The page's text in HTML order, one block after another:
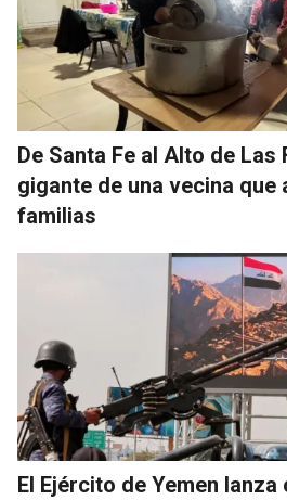
De Santa Fe al Alto de Las
gigante de una vecina que
familias
El Ejército de Yemen